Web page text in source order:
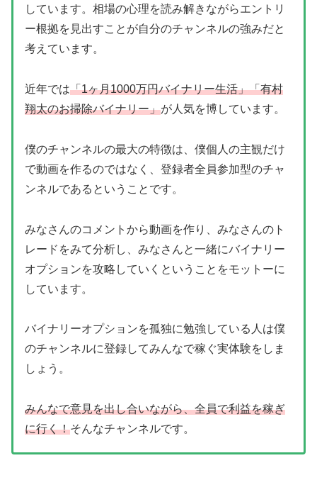
しています。相場の心理を読み解きながらエントリ
ー根拠を見出すことが自分のチャンネルの強みだと
考えています。
近年では「1ヶ月1000万円バイナリー生活」「有村
翔太のお掃除バイナリー」が人気を博しています。
僕のチャンネルの最大の特徴は、僕個人の主観だけ
で動画を作るのではなく、登録者全員参加型のチャ
ンネルであるということです。
みなさんのコメントから動画を作り、みなさんのト
レードをみて分析し、みなさんと一緒にバイナリー
オプションを攻略していくということをモットーに
しています。
バイナリーオプションを孤独に勉強している人は僕
のチャンネルに登録してみんなで稼ぐ実体験をしま
しょう。
みんなで意見を出し合いながら、全員で利益を稼ぎ
に行く！そんなチャンネルです。